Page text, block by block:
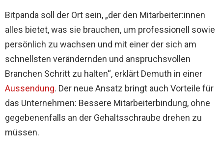
Bitpanda soll der Ort sein, „der den Mitarbeiter:innen
alles bietet, was sie brauchen, um professionell sowie
persönlich zu wachsen und mit einer der sich am
schnellsten verändernden und anspruchsvollen
Branchen Schritt zu halten“, erklärt Demuth in einer
Aussendung. Der neue Ansatz bringt auch Vorteile für
das Unternehmen: Bessere Mitarbeiterbindung, ohne
gegebenenfalls an der Gehaltsschraube drehen zu
müssen.